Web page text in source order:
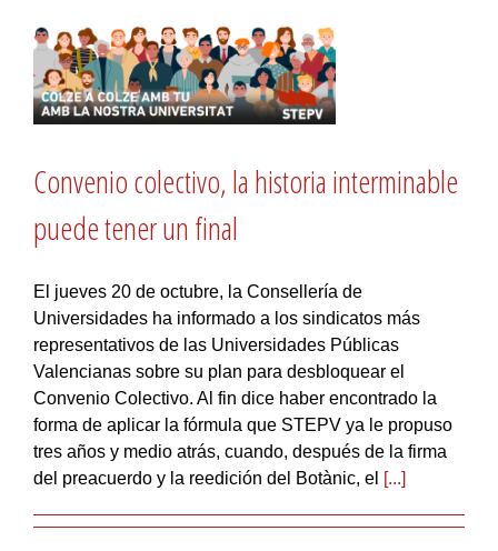
Convenio colectivo, la historia interminable
puede tener un final
El jueves 20 de octubre, la Consellería de
Universidades ha informado a los sindicatos más
representativos de las Universidades Públicas
Valencianas sobre su plan para desbloquear el
Convenio Colectivo. Al fin dice haber encontrado la
forma de aplicar la fórmula que STEPV ya le propuso
tres años y medio atrás, cuando, después de la firma
del preacuerdo y la reedición del Botànic, el [...]